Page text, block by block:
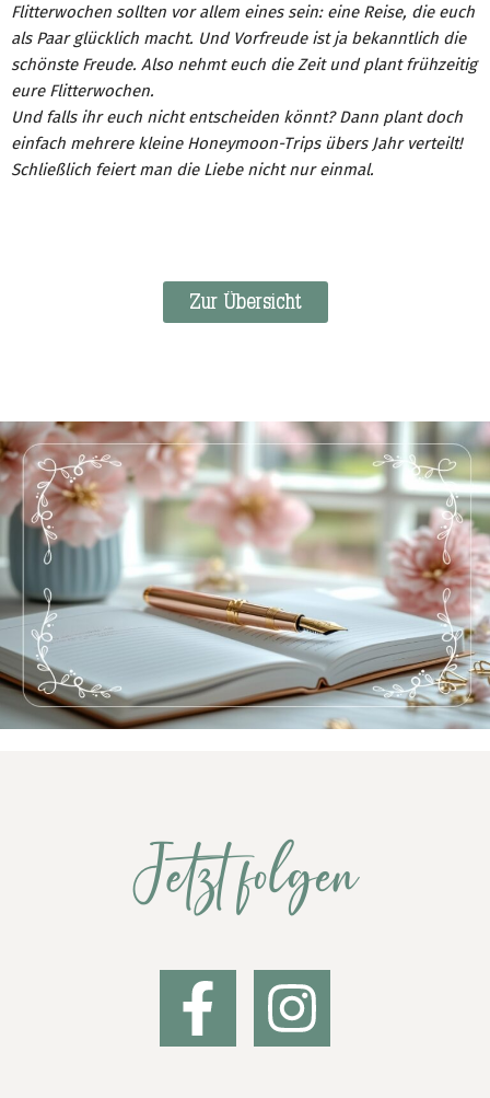
Flitterwochen sollten vor allem eines sein: eine Reise, die euch
als Paar glücklich macht. Und Vorfreude ist ja bekanntlich die
schönste Freude. Also nehmt euch die Zeit und plant frühzeitig
eure Flitterwochen.
Und falls ihr euch nicht entscheiden könnt? Dann plant doch
einfach mehrere kleine Honeymoon-Trips übers Jahr verteilt!
Schließlich feiert man die Liebe nicht nur einmal.
Zur Übersicht
Jetzt folgen